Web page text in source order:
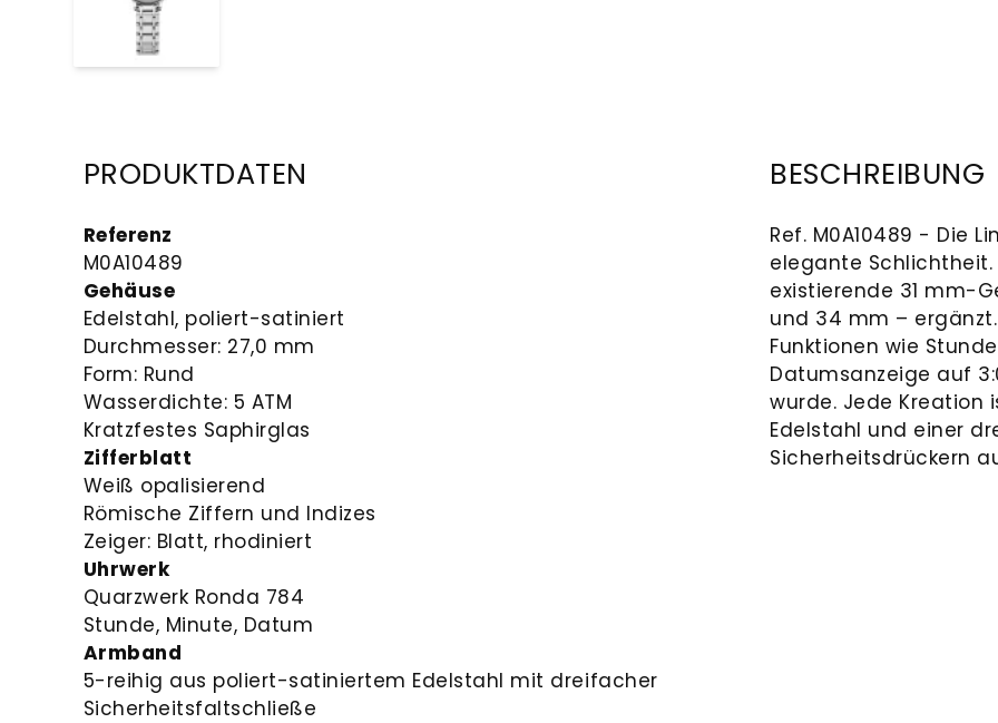
PRODUKTDATEN
Referenz
M0A10489
Gehäuse
Edelstahl, poliert-satiniert
Durchmesser: 27,0 mm
Form: Rund
Wasserdichte: 5 ATM
Kratzfestes Saphirglas
Zifferblatt
Weiß opalisierend
Römische Ziffern und Indizes
Zeiger: Blatt, rhodiniert
Uhrwerk
Quarzwerk Ronda 784
Stunde, Minute, Datum
Armband
5-reihig aus poliert-satiniertem Edelstahl mit dreifacher
Sicherheitsfaltschließe
BESCHREIBUNG
Ref. M0A10489 - Die
elegante
existierende 31 mm-
und 34 mm –
Funktionen wie
Datumsanzeige auf
wurde. Jede
Edelstahl und einer
Sicherheitsdrückern